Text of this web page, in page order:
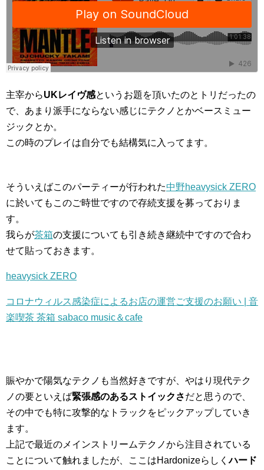
主宰からUKレイヴ感というお題を頂いたのとトリだったの
で、あまり派手にならない感じにテクノとかベースミュー
ジックとか。
この時のプレイは自分でも結構気に入ってます。
そういえばこのパーティーが行われた中野heavysick ZERO
に於いてもこのご時世ですので存続支援を募っておりま
す。
我らが茶箱の支援についても引き続き継続中ですので合わ
せて貼っておきます。
heavysick ZERO
コロナウィルス感染症によるお店の運営ご支援のお願い | 音
楽喫茶 茶箱 sabaco music＆cafe
賑やかで陽気なテクノも当然好きですが、やはり現代テク
ノの要といえば緊張感のあるストイックさだと思うので、
その中でも特に攻撃的なトラックをピックアップしていき
ます。
上記で最近のメインストリームテクノから注目されている
ことについて触れましたが、ここはHardonizeらしくハード